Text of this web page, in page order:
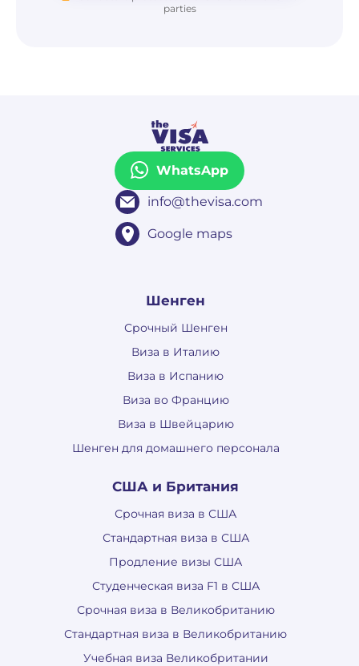
parties
WhatsApp
info@thevisa.com
Google maps
Шенген
Срочный Шенген
Виза в Италию
Виза в Испанию
Виза во Францию
Виза в Швейцарию
Шенген для домашнего персонала
США и Британия
Срочная виза в США
Стандартная виза в США
Продление визы США
Студенческая виза F1 в США
Срочная виза в Великобританию
Стандартная виза в Великобританию
Учебная виза Великобритании